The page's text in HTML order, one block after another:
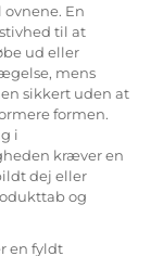
En
til at
ud eller
mens
sikkert uden at
formen.
i
kræver en
dej eller
og
en fyldt